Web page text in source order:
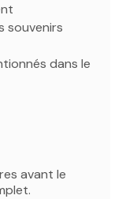
souvenirs
dans le
avant le